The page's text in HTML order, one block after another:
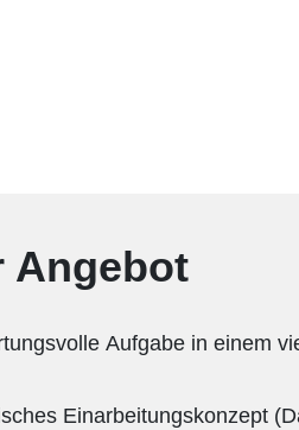
Angebot
Aufgabe in einem
Einarbeitungskonzept